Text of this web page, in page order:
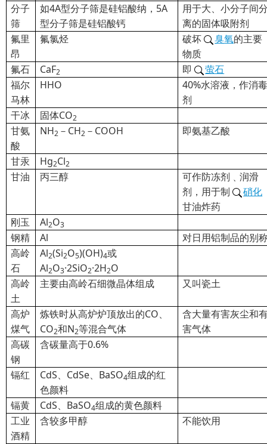
分子
筛
如4A型分子筛是硅铝酸纳，5A
型分子筛是硅铝酸钙
用于大、小分子间
离的固体吸附剂
氟里
昂
氟氯烃 破坏 臭氧的主要
物质
氟石
CaF2 即
萤石
福尔
马林
HHO 40%水溶液，作消
剂
干冰
固体CO2
甘氨
酸
NH2 －CH2 －COOH 即氨基乙酸
甘汞 Hg2Cl2
甘油 丙三醇
可作防冻剂﹑润滑
剂，用于制
硝化
甘油炸药
刚玉
Al2O3
钢精 Al
对日用铝制品的别
高岭
石
Al2(Si2O5)(OH)4或
Al2O3·2SiO2·2H2O
高岭
土
主要由高岭石细微晶体组成 又叫瓷土
高炉
煤气
炼铁时从高炉炉顶放出的CO、
CO2和N2等混合气体
含大量有害灰尘和
害气体
高碳
钢
含碳量高于0.6%
镉红 CdS、CdSe、BaSO4组成的红
色颜料
镉黄
CdS、BaSO4组成的黄色颜料
工业
酒精
含较多甲醇 不能饮用